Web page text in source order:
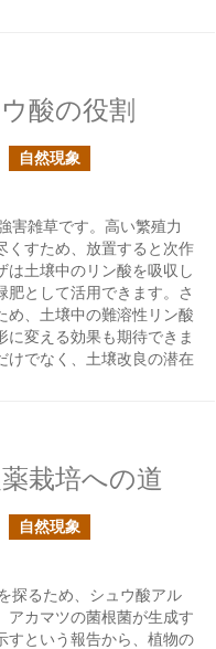
酸の役割
自然現象
害雑草です。高い繁殖力
くすため、放置すると次作
は土壌中のリン酸を吸収し
として活用できます。さ
め、土壌中の難溶性リン酸
に変える効果も期待できま
けでなく、土壌改良の潜在
栽培への道
自然現象
探るため、シュウ酸アル
アカマツの菌根菌が生成す
すという報告から、植物の